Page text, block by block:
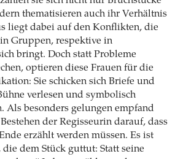
thematisieren auch ihr Verhältnis
liegt dabei auf den Konflikten, die
Gruppen, respektive in
bringt. Doch statt Probleme
optieren diese Frauen für die
Sie schicken sich Briefe und
verlesen und symbolisch
Als besonders gelungen empfand
der Regisseurin darauf, dass
erzählt werden müssen. Es ist
dem Stück guttut: Statt seine